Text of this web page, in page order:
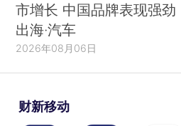
市增长 中国品牌表现强劲
出海·汽车
2026年08月06日
财新移动